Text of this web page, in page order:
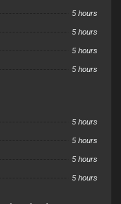
5 hours
5 hours
5 hours
5 hours
5 hours
5 hours
5 hours
5 hours